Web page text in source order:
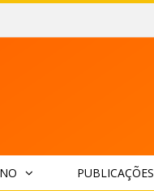
PUBLICAÇÕES